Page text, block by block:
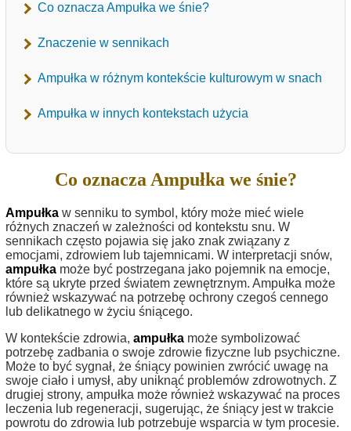
Co oznacza Ampułka we śnie?
Znaczenie w sennikach
Ampułka w różnym kontekście kulturowym w snach
Ampułka w innych kontekstach użycia
Co oznacza Ampułka we śnie?
Ampułka w senniku to symbol, który może mieć wiele
różnych znaczeń w zależności od kontekstu snu. W
sennikach często pojawia się jako znak związany z
emocjami, zdrowiem lub tajemnicami. W interpretacji snów,
ampułka może być postrzegana jako pojemnik na emocje,
które są ukryte przed światem zewnętrznym. Ampułka może
również wskazywać na potrzebę ochrony czegoś cennego
lub delikatnego w życiu śniącego.
W kontekście zdrowia, ampułka może symbolizować
potrzebę zadbania o swoje zdrowie fizyczne lub psychiczne.
Może to być sygnał, że śniący powinien zwrócić uwagę na
swoje ciało i umysł, aby uniknąć problemów zdrowotnych. Z
drugiej strony, ampułka może również wskazywać na proces
leczenia lub regeneracji, sugerując, że śniący jest w trakcie
powrotu do zdrowia lub potrzebuje wsparcia w tym procesie.